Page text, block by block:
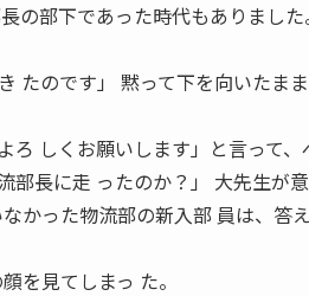
の部下であった時代もありました
たのです」 黙って下を向いたま
しくお願いします」と言って、
部長に走 ったのか？」 大先生が
かった物流部の新入部 員は、答
を見てしまっ た。